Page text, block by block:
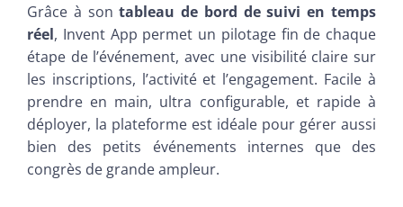
Grâce à sontableau de bord de suivi en temps
réel, Invent App permet un pilotage fin de chaque
étape de l’événement, avec une visibilité claire sur
les inscriptions, l’activité et l’engagement. Facile à
prendre en main, ultra configurable, et rapide à
déployer, la plateforme est idéale pour gérer aussi
bien des petits événements internes que des
congrès de grande ampleur.